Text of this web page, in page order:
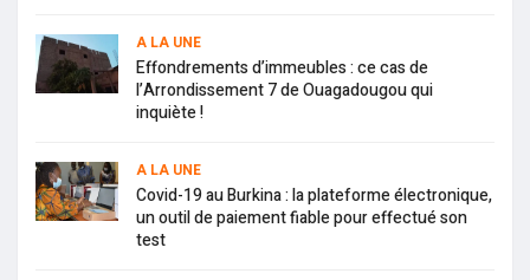
A LA UNE
Effondrements d’immeubles : ce cas de
l’Arrondissement 7 de Ouagadougou qui
inquiète !
A LA UNE
Covid-19 au Burkina : la plateforme électronique,
un outil de paiement fiable pour effectué son
test